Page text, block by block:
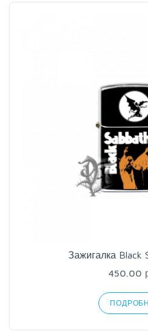
Зажигалка Black
450.00